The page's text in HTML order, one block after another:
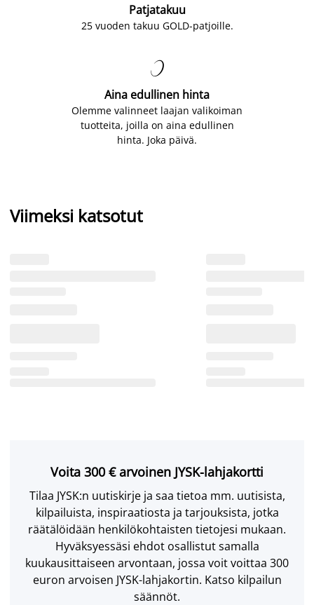
Patjatakuu
25 vuoden takuu GOLD-patjoille.

Aina edullinen hinta
Olemme valinneet laajan valikoiman
tuotteita, joilla on aina edullinen
hinta. Joka päivä.
Viimeksi katsotut
Voita 300 € arvoinen JYSK-lahjakortti
Tilaa JYSK:n uutiskirje ja saa tietoa mm. uutisista,
kilpailuista, inspiraatiosta ja tarjouksista, jotka
räätälöidään henkilökohtaisten tietojesi mukaan.
Hyväksyessäsi ehdot osallistut samalla
kuukausittaiseen arvontaan, jossa voit voittaa 300
euron arvoisen JYSK-lahjakortin. Katso kilpailun
säännöt.